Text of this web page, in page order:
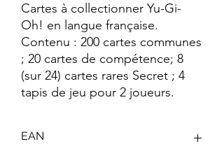
Cartes à collectionner Yu-Gi-
Oh! en langue française.
Contenu : 200 cartes communes
; 20 cartes de compétence; 8
(sur 24) cartes rares Secret ; 4
tapis de jeu pour 2 joueurs.
EAN